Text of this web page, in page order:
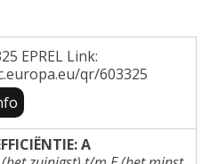
EPREL Link:
qr/603325
A